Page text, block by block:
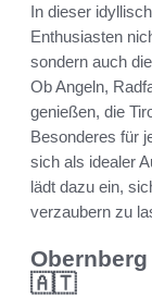
In dieser
Enthusiasten
sondern auch
Ob Angeln,
genießen, die
Besonderes für
sich als idealer
lädt dazu ein,
verzaubern zu
🇦🇹